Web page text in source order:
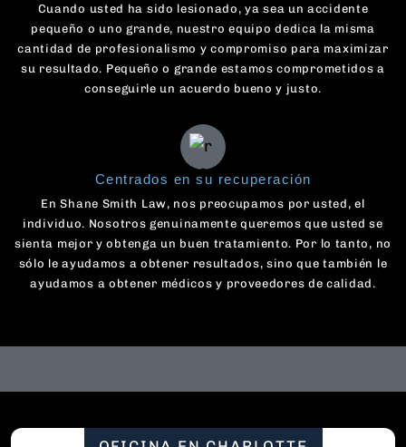
Cuando usted ha sido lesionado, ya sea un accidente
pequeño o uno grande, nuestro equipo dedica la misma
cantidad de profesionalismo y compromiso para maximizar
su resultado. Pequeño o grande estamos comprometidos a
conseguirle un acuerdo bueno y justo.
Centrados en su recuperación
En Shane Smith Law, nos preocupamos por usted, el
individuo. Nosotros genuinamente queremos que usted se
sienta mejor y obtenga un buen tratamiento. Por lo tanto, no
sólo le ayudamos a obtener resultados, sino que también le
ayudamos a obtener médicos y proveedores de calidad.